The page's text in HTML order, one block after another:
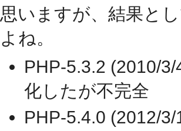
思いますが、結果と
よね。
PHP-5.3.2 (2010/
化したが不完全
PHP-5.4.0 (2012/